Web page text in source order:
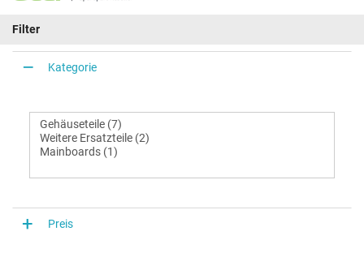
Filter
Kategorie
Preis